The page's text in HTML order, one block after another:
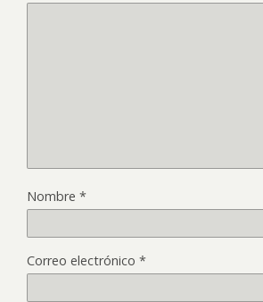
Nombre *
Correo electrónico *